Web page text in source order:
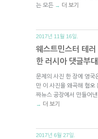
는 모든 → 더 보기
2017년 11월 16일.
웨스트민스터 테
한 러시아 댓글부대
문제의 사진 한 장에 영국
만 이 사진을 왜곡해 혐오
짜뉴스 공장에서 만들어
→ 더 보기
2017년 6월 27일.